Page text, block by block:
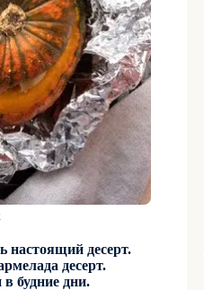
настоящий десерт.
десерт.
будние дни.